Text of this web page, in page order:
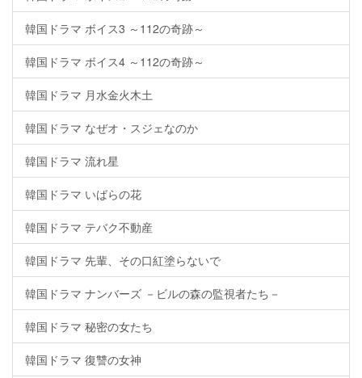
韓国ドラマ ボイス3 ～112の奇跡～
韓国ドラマ ボイス4 ～112の奇跡～
韓国ドラマ 月水金火木土
韓国ドラマ なぜオ・スジェなのか
韓国ドラマ 流れ星
韓国ドラマ いばらの花
韓国ドラマ テバク不動産
韓国ドラマ 先輩、その口紅塗らないで
韓国ドラマ ナンバーズ －ビルの森の監視者たち－
韓国ドラマ 秘密の女たち
韓国ドラマ 復讐の女神